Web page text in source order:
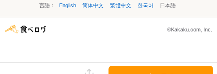
言語： English 简体中文 繁體中文 한국어 日本語
©Kakaku.com, Inc.